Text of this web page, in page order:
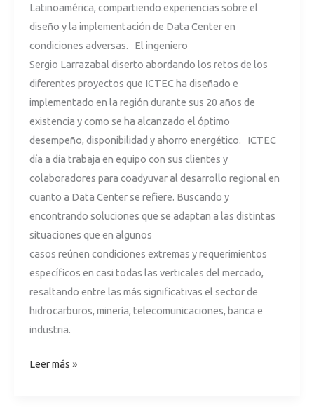
Latinoamérica, compartiendo experiencias sobre el
diseño y la implementación de Data Center en
condiciones adversas. El ingeniero
Sergio Larrazabal diserto abordando los retos de los
diferentes proyectos que ICTEC ha diseñado e
implementado en la región durante sus 20 años de
existencia y como se ha alcanzado el óptimo
desempeño, disponibilidad y ahorro energético. ICTEC
día a día trabaja en equipo con sus clientes y
colaboradores para coadyuvar al desarrollo regional en
cuanto a Data Center se refiere. Buscando y
encontrando soluciones que se adaptan a las distintas
situaciones que en algunos
casos reúnen condiciones extremas y requerimientos
específicos en casi todas las verticales del mercado,
resaltando entre las más significativas el sector de
hidrocarburos, minería, telecomunicaciones, banca e
industria.
Leer más »